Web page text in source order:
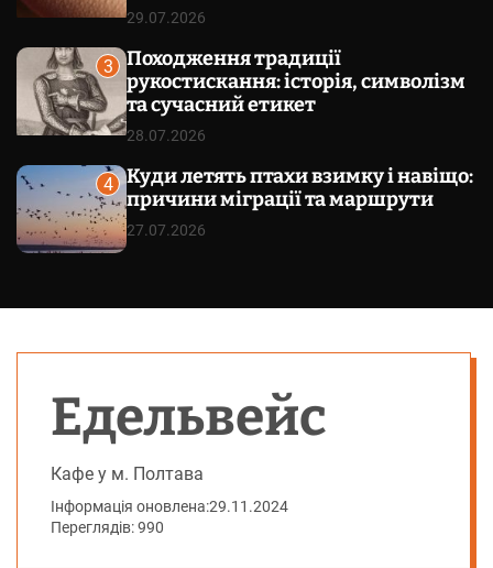
29.07.2026
3
Походження традиції
рукостискання: історія, символізм
та сучасний етикет
28.07.2026
4
Куди летять птахи взимку і навіщо:
причини міграції та маршрути
27.07.2026
Едельвейс
Кафе у м. Полтава
Інформація оновлена:29.11.2024
Переглядів: 990